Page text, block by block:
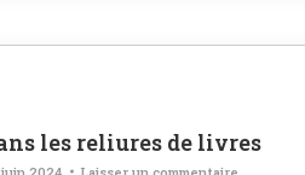
les reliures de livres